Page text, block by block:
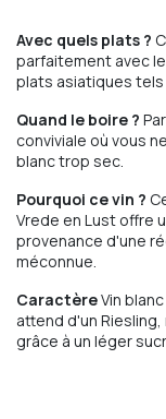
Avec quels plats ?
parfaitement avec
plats asiatiques tels
Quand le boire ?
conviviale où vous
blanc trop sec.
Pourquoi ce vin ?
Vrede en Lust offre
provenance d'une
méconnue.
CaractèreVin
attend d'un
grâce à un léger